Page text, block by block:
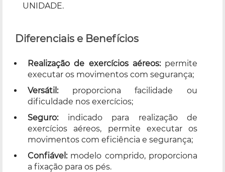
UNIDADE.
Diferenciais e Benefícios
Realização de exercícios aéreos: permite
executar os movimentos com segurança;
Versátil:proporciona facilidade ou
dificuldade nos exercícios;
Seguro: indicado para realização de
exercícios aéreos, permite executar os
movimentos com eficiência e segurança;
Confiável: modelo comprido, proporciona
a fixação para os pés.